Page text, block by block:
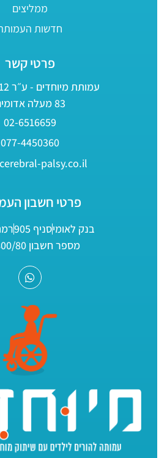
ממליצים
חדשות
פרטי קשר
עמותת מיוחדים - ע״ר 580662112
83 מעלה אדומים
02-6516659
077-4450360
palsy.co.il
פרטי חשבון
בנק לאומיסניף 905
מספר חשבון 161800/80